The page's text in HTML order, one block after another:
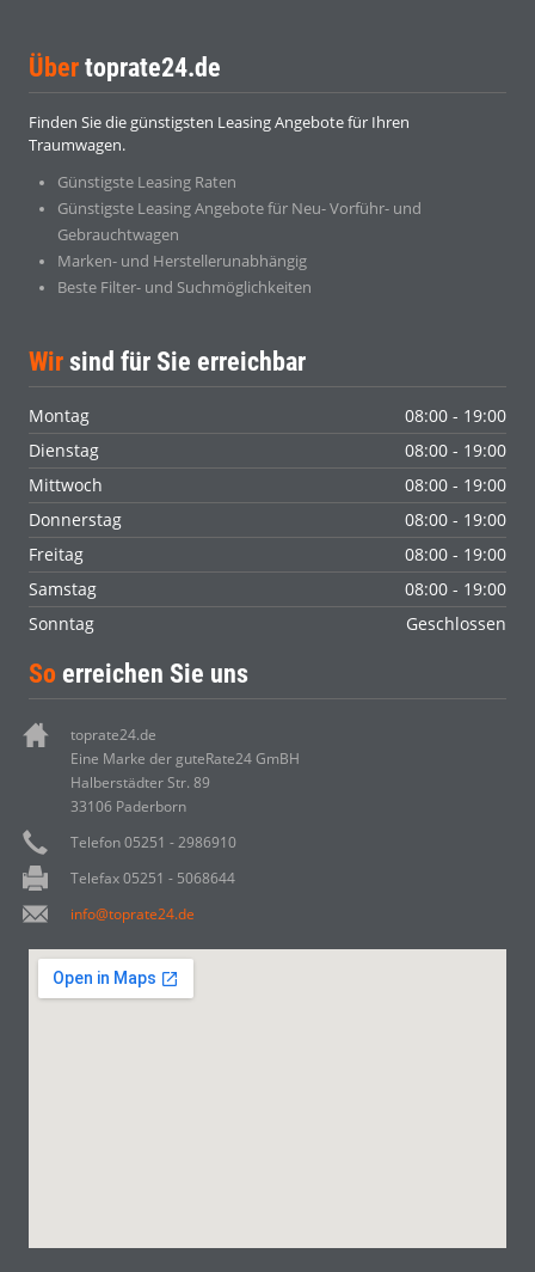
Über toprate24.de
Finden Sie die günstigsten Leasing Angebote für Ihren
Traumwagen.
Günstigste Leasing Raten
Günstigste Leasing Angebote für Neu- Vorführ- und
Gebrauchtwagen
Marken- und Herstellerunabhängig
Beste Filter- und Suchmöglichkeiten
Wir sind für Sie erreichbar
Montag
08:00 - 19:00
Dienstag
08:00 - 19:00
Mittwoch
08:00 - 19:00
Donnerstag
08:00 - 19:00
Freitag
08:00 - 19:00
Samstag
08:00 - 19:00
Sonntag
Geschlossen
So erreichen Sie uns
toprate24.de
Eine Marke der guteRate24 GmBH
Halberstädter Str. 89
33106 Paderborn
Telefon 05251 - 2986910
Telefax 05251 - 5068644
info@toprate24.de